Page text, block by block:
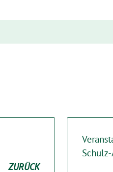
ZURÜCK